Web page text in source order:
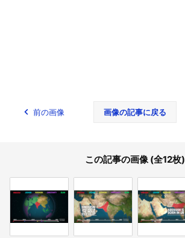
前の画像 画像の記事に戻る
この記事の画像 (全12枚)